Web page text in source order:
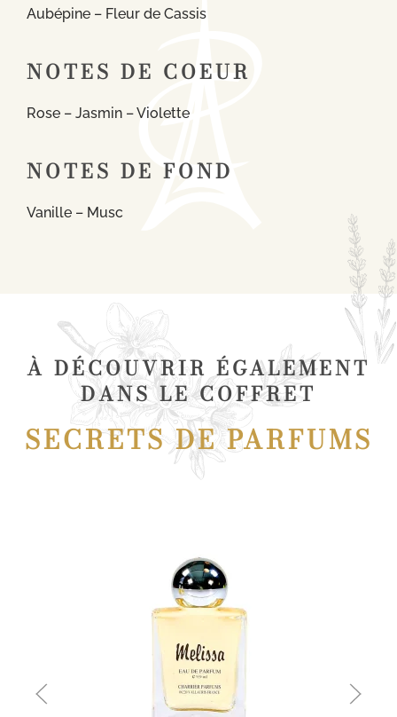
Aubépine – Fleur de Cassis
NOTES DE COEUR
Rose – Jasmin – Violette
NOTES DE FOND
Vanille – Musc
À DÉCOUVRIR ÉGALEMENT
DANS LE COFFRET
SECRETS DE PARFUMS